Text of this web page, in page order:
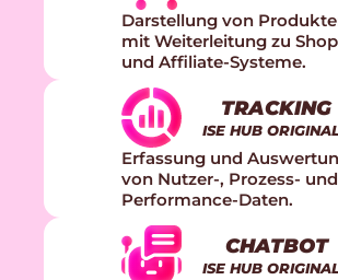
Darstellung von
mit Weiterleitung zu
und Affiliate-Systeme.
TRACKING
ISE HUB
Erfassung und
von Nutzer-, Prozess- und
Performance-Daten.
CHATBOT
ISE HUB